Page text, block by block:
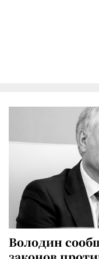
Володин